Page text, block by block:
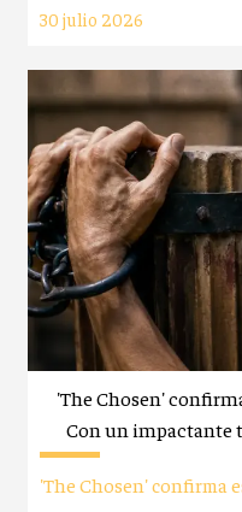
30 julio 2026
'The Chosen'
Con un impactante
'The Chosen' confirma